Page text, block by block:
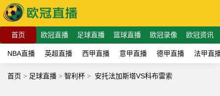
首页 欧冠直播 足球直播 篮球直播 欧冠录像 欧冠资讯
NBA直播 英超直播 西甲直播 意甲直播 德甲直播 法甲直
首页 > 足球直播 > 智利杯 > 安托法加斯塔VS科布雷索